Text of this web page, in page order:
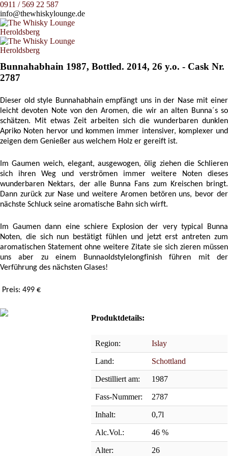
0911 / 569 22 587
info@thewhiskylounge.de
Bunnahabhain 1987, Bottled. 2014, 26 y.o. - Cask Nr.
2787
Dieser old style Bunnahabhain empfängt uns in der Nase mit einer
leicht devoten Note von den Aromen, die wir an alten Bunna´s so
schätzen. Mit etwas Zeit arbeiten sich die wunderbaren dunklen
Apriko Noten hervor und kommen immer intensiver, komplexer und
zeigen dem Genießer aus welchem Holz er gereift ist.
Im Gaumen weich, elegant, ausgewogen, ölig ziehen die Schlieren
sich ihren Weg und verströmen immer weitere Noten dieses
wunderbaren Nektars, der alle Bunna Fans zum Kreischen bringt.
Dann zurück zur Nase und weitere Aromen betören uns, bevor der
nächste Schluck seine aromatische Bahn sich wirft.
Im Gaumen dann eine schiere Explosion der very typical Bunna
Noten, die sich nun bestätigt fühlen und jetzt erst antreten zum
aromatischen Statement ohne weitere Zitate sie sich zieren müssen
uns aber zu einem Bunnaoldstylelongfinish führen mit der
Verführung des nächsten Glases!
Preis: 499 €
Produktdetails:
Region: Islay
Land: Schottland
Destilliert am: 1987
Fass-Nummer: 2787
Inhalt: 0,7l
Alc.Vol.: 46 %
Alter: 26